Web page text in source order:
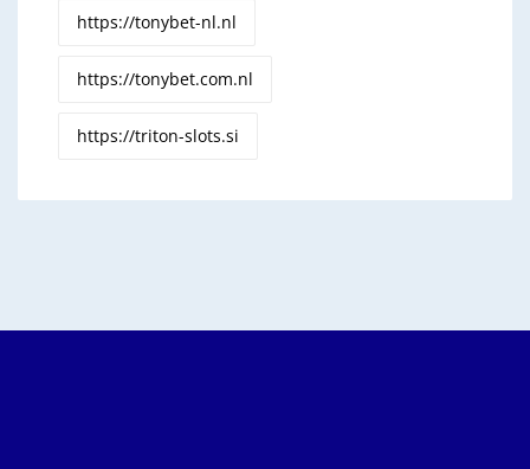
https://tonybet-nl.nl
https://tonybet.com.nl
https://triton-slots.si